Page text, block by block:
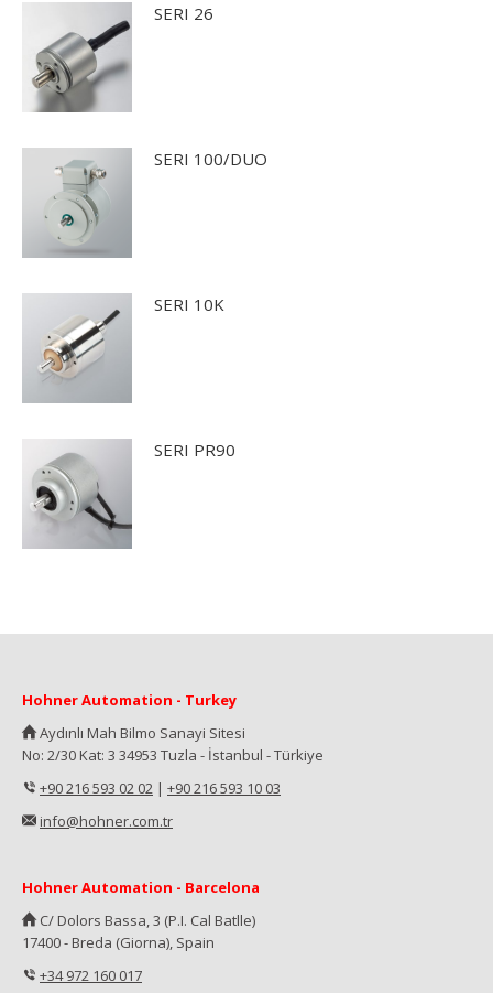
SERI 26
SERI 100/DUO
SERI 10K
SERI PR90
Hohner Automation - Turkey
Aydınlı Mah Bilmo Sanayi Sitesi
No: 2/30 Kat: 3 34953 Tuzla - İstanbul - Türkiye
+90 216 593 02 02 | +90 216 593 10 03
info@hohner.com.tr
Hohner Automation - Barcelona
C/ Dolors Bassa, 3 (P.I. Cal Batlle)
17400 - Breda (Giorna), Spain
+34 972 160 017